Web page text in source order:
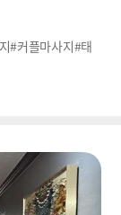
#커플마사지#태